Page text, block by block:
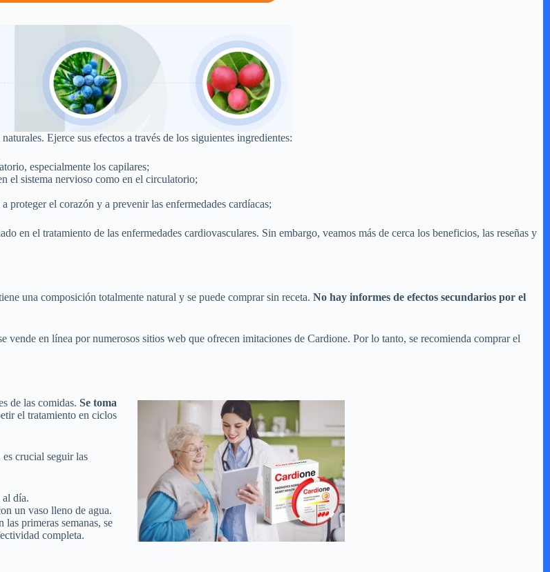
Ejerce sus efectos a través de los siguientes ingredientes:
especialmente los capilares;
el sistema nervioso como en el circulatorio;
proteger el corazón y a prevenir las enfermedades cardíacas;
en el tratamiento de las enfermedades cardiovasculares. Sin embargo, veamos más de cerca los beneficios, las reseñas y
una composición totalmente natural y se puede comprar sin receta. No hay informes de efectos secundarios por el
en línea por numerosos sitios web que ofrecen imitaciones de Cardione. Por lo tanto, se recomienda comprar el
de las comidas. Se toma
el tratamiento en ciclos
crucial seguir las
al día.
un vaso lleno de agua.
primeras semanas, se
completa.